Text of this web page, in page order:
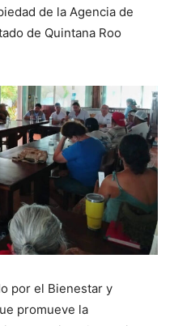
de la Agencia de
de Quintana Roo
por el Bienestar y
promueve la